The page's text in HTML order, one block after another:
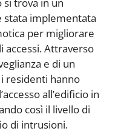
si trova in un
stata implementata
per migliorare
accessi. Attraverso
e di un
residenti hanno
all’edificio in
così il livello di
di intrusioni.